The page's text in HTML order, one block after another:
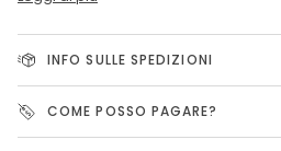
INFO SULLE SPEDIZIONI
COME POSSO PAGARE?